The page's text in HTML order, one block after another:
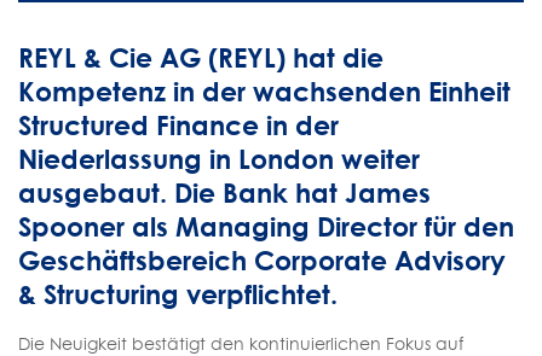
REYL & Cie AG (REYL) hat die
Kompetenz in der wachsenden Einheit
Structured Finance in der
Niederlassung in London weiter
ausgebaut. Die Bank hat James
Spooner als Managing Director für den
Geschäftsbereich Corporate Advisory
& Structuring verpflichtet.
Die Neuigkeit bestätigt den kontinuierlichen Fokus auf